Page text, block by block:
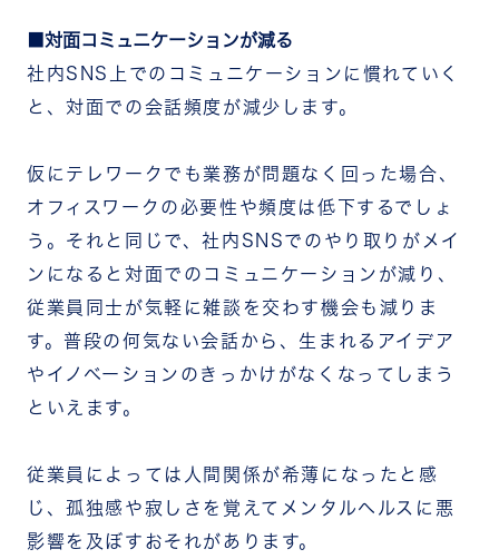
対面コミュニケーションが減る
社内SNS上でのコミュニケーションに慣れていく
と、対面での会話頻度が減少します。
仮にテレワークでも業務が問題なく回った場合、
オフィスワークの必要性や頻度は低下するでしょ
う。それと同じで、社内SNSでのやり取りがメイ
ンになると対面でのコミュニケーションが減り、
従業員同士が気軽に雑談を交わす機会も減りま
す。普段の何気ない会話から、生まれるアイデア
やイノベーションのきっかけがなくなってしまう
といえます。
従業員によっては人間関係が希薄になったと感
じ、孤独感や寂しさを覚えてメンタルヘルスに悪
影響を及ぼすおそれがあります。